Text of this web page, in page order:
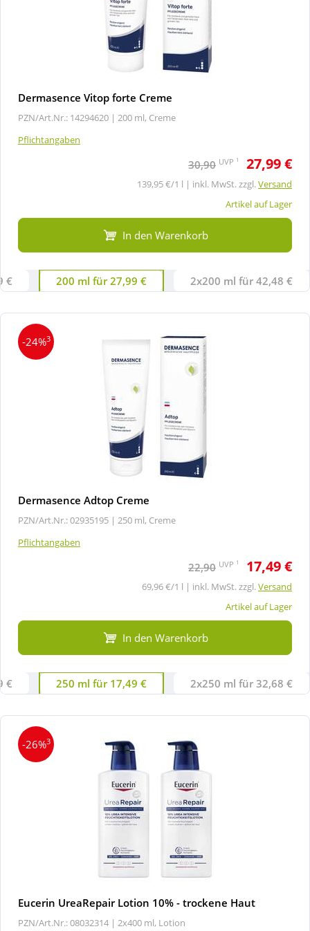
Dermasence Vitop forte Creme
PZN/Art.Nr.: 14294620 | 200 ml, Creme
Pflichtangaben
30,90 UVP 1 27,99 €
139,95 €/1 l | inkl. MwSt. zzgl.Versand
Artikel auf Lager
In den Warenkorb
€ 200 ml für 27,99 € 2x200 ml für 42,48 €
-24%3
Dermasence Adtop Creme
PZN/Art.Nr.: 02935195 | 250 ml, Creme
Pflichtangaben
22,90 UVP 1 17,49 €
69,96 €/1 l | inkl. MwSt. zzgl.Versand
Artikel auf Lager
In den Warenkorb
€ 250 ml für 17,49 € 2x250 ml für 32,68 €
-26%3
Eucerin UreaRepair Lotion 10% - trockene Haut
PZN/Art.Nr.: 08032314 | 2x400 ml, Lotion